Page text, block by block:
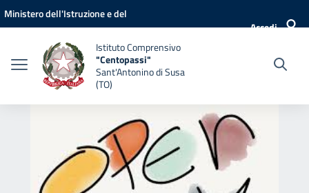
Vai ai contenuti
Vai al menu di navigazione
Vai al footer
Ministero dell'Istruzione e del
Accedi
Istituto Comprensivo
"Centopassi"
Sant'Antonino di Susa
(TO)